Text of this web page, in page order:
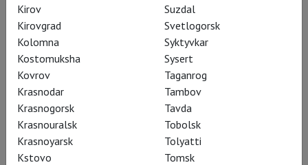
Младший современник Шекспира
Джон Уэбстер не мог похвастаться
знатным происхождением – он был
сыном лондонского изготовителя
карет и дочери кузнеца.
Kirov
Kirovgrad
Kolomna
Kostomuksha
Kovrov
Krasnodar
Krasnogorsk
Krasnouralsk
Krasnoyarsk
Kstovo
Suzdal
Svetlogorsk
Syktyvkar
Sysert
Taganrog
Tambov
Tavda
Tobolsk
Tolyatti
Tomsk